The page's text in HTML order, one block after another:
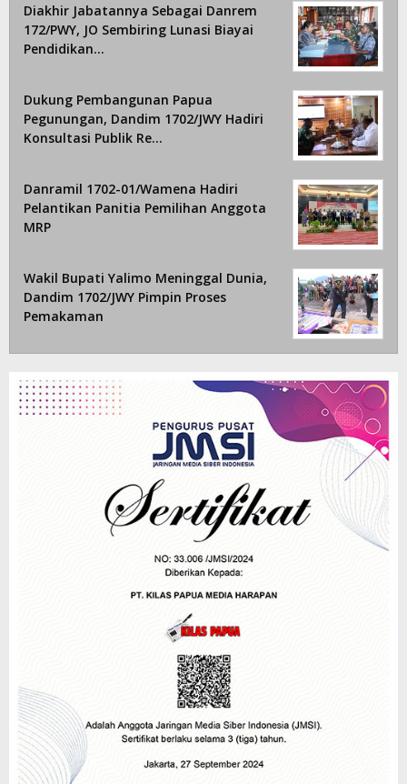
Diakhir Jabatannya Sebagai Danrem
172/PWY, JO Sembiring Lunasi Biayai
Pendidikan…
Dukung Pembangunan Papua
Pegunungan, Dandim 1702/JWY Hadiri
Konsultasi Publik Re…
Danramil 1702-01/Wamena Hadiri
Pelantikan Panitia Pemilihan Anggota
MRP
Wakil Bupati Yalimo Meninggal Dunia,
Dandim 1702/JWY Pimpin Proses
Pemakaman